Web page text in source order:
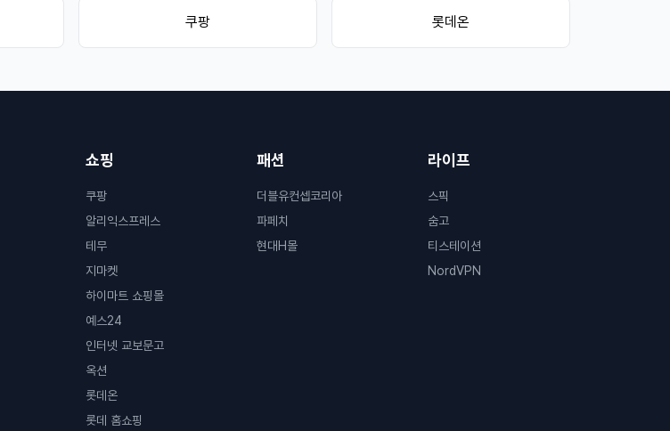
쿠팡 롯데온
쇼핑
쿠팡
알리익스프레스
테무
지마켓
하이마트 쇼핑몰
예스24
인터넷 교보문고
옥션
롯데온
롯데 홈쇼핑
패션
더블유컨셉코리아
파페치
현대H몰
라이프
스픽
숨고
티스테이션
NordVPN